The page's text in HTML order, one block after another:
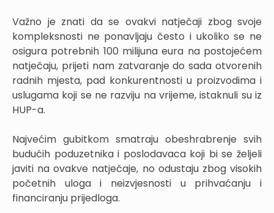
Važno je znati da se ovakvi natječaji zbog svoje
kompleksnosti ne ponavljaju često i ukoliko se ne
osigura potrebnih 100 milijuna eura na postojećem
natječaju, prijeti nam zatvaranje do sada otvorenih
radnih mjesta, pad konkurentnosti u proizvodima i
uslugama koji se ne razviju na vrijeme, istaknuli su iz
HUP-a.
Najvećim gubitkom smatraju obeshrabrenje svih
budućih poduzetnika i poslodavaca koji bi se željeli
javiti na ovakve natječaje, no odustaju zbog visokih
početnih uloga i neizvjesnosti u prihvaćanju i
financiranju prijedloga.